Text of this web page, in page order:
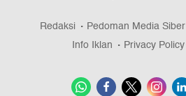
Redaksi Pedoman Media Siber
Info Iklan
Privacy Policy